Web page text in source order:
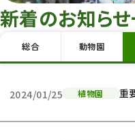
新着のお知ら
総合 動物園
2024/01/25 植物園 重